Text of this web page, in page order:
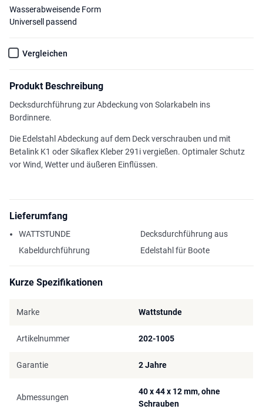
Wasserabweisende Form
Universell passend
Vergleichen
Produkt Beschreibung
Decksdurchführung zur Abdeckung von Solarkabeln ins
Bordinnere.
Die Edelstahl Abdeckung auf dem Deck verschrauben und mit
Betalink K1 oder Sikaflex Kleber 291i vergießen. Optimaler Schutz
vor Wind, Wetter und äußeren Einflüssen.
Lieferumfang
WATTSTUNDE
Kabeldurchführung
Decksdurchführung aus
Edelstahl für Boote
Kurze Spezifikationen
Marke Wattstunde
Artikelnummer 202-1005
Garantie 2 Jahre
Abmessungen
40 x 44 x 12 mm, ohne
Schrauben